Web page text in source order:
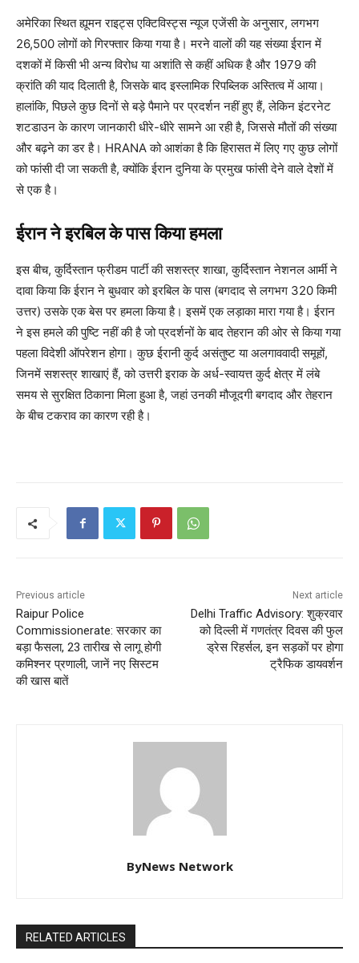
अमेरिका स्थित ह्यूमन राइट्स एक्टिविस्ट्स न्यूज एजेंसी के अनुसार, लगभग
26,500 लोगों को गिरफ्तार किया गया है। मरने वालों की यह संख्या ईरान में
दशकों में किसी भी अन्य विरोध या अशांति से कहीं अधिक है और 1979 की
क्रांति की याद दिलाती है, जिसके बाद इस्लामिक रिपब्लिक अस्तित्व में आया।
हालांकि, पिछले कुछ दिनों से बड़े पैमाने पर प्रदर्शन नहीं हुए हैं, लेकिन इंटरनेट
शटडाउन के कारण जानकारी धीरे-धीरे सामने आ रही है, जिससे मौतों की संख्या
और बढ़ने का डर है। HRANA को आशंका है कि हिरासत में लिए गए कुछ लोगों
को फांसी दी जा सकती है, क्योंकि ईरान दुनिया के प्रमुख फांसी देने वाले देशों में
से एक है।
ईरान ने इरबिल के पास किया हमला
इस बीच, कुर्दिस्तान फ्रीडम पार्टी की सशस्त्र शाखा, कुर्दिस्तान नेशनल आर्मी ने
दावा किया कि ईरान ने बुधवार को इरबिल के पास (बगदाद से लगभग 320 किमी
उत्तर) उसके एक बेस पर हमला किया है। इसमें एक लड़ाका मारा गया है। ईरान
ने इस हमले की पुष्टि नहीं की है जो प्रदर्शनों के बाद तेहरान की ओर से किया गया
पहला विदेशी ऑपरेशन होगा। कुछ ईरानी कुर्द असंतुष्ट या अलगाववादी समूहों,
जिनमें सशस्त्र शाखाएं हैं, को उत्तरी इराक के अर्ध-स्वायत्त कुर्द क्षेत्र में लंबे
समय से सुरक्षित ठिकाना मिला हुआ है, जहां उनकी मौजूदगी बगदाद और तेहरान
के बीच टकराव का कारण रही है।
Previous article
Raipur Police
Commissionerate: सरकार का
बड़ा फैसला, 23 तारीख से लागू होगी
कमिश्नर प्रणाली, जानें नए सिस्टम
की खास बातें
Next article
Delhi Traffic Advisory: शुक्रवार
को दिल्ली में गणतंत्र दिवस की फुल
ड्रेस रिहर्सल, इन सड़कों पर होगा
ट्रैफिक डायवर्शन
ByNews Network
RELATED ARTICLES